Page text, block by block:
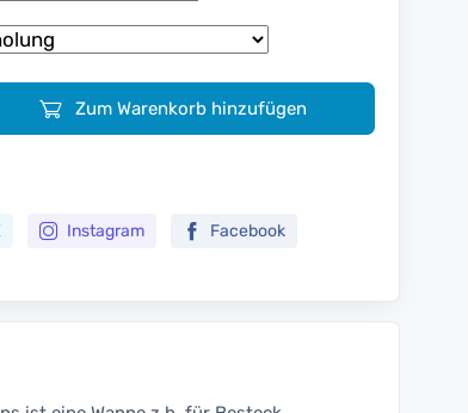
Zum Warenkorb hinzufügen
Instagram Facebook